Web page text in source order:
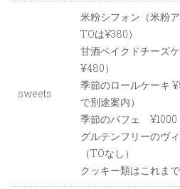
sweets
米粉シフォン（米粉
TOは¥380）
甘酒ベイクドチー
¥480）
季節のロールケーキ
で別途案内）
季節のパフェ ¥1000
グルテンフリーの
（TOなし）
クッキー類はこれま